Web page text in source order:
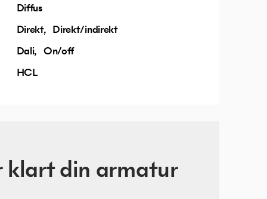
Diffus
Direkt
Direkt/indirekt
Dali
On/off
HCL
klart din armatur